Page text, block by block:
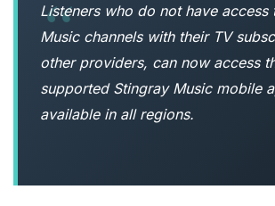
Listeners who do not have access
Music channels with their TV
other providers, can now access
supported Stingray Music mobile
available in all regions.